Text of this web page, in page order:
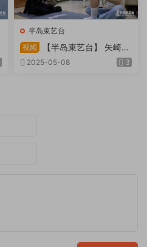
半岛束艺台
视频
【半岛束艺台】 矢崎
泽爱 世界上运气最差的女孩
2025-05-08 3